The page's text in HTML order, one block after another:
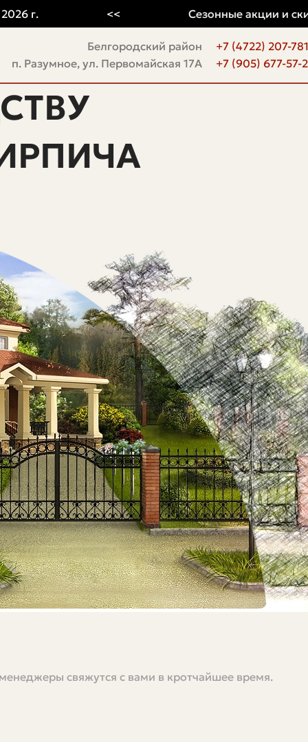
Белгородский район
п. Разумное, ул. Первомайская 17А
+7 (4722) 207-781
+7 (905) 677-57-
или прораба это ключевая операция, от которой
кирпич, какие разрешения могут
свяжутся с вами в кротчайшее время.
Сезонные акции и скидки